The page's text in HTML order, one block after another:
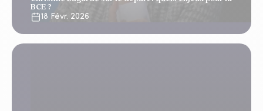
BCE ?
18 Févr. 2026